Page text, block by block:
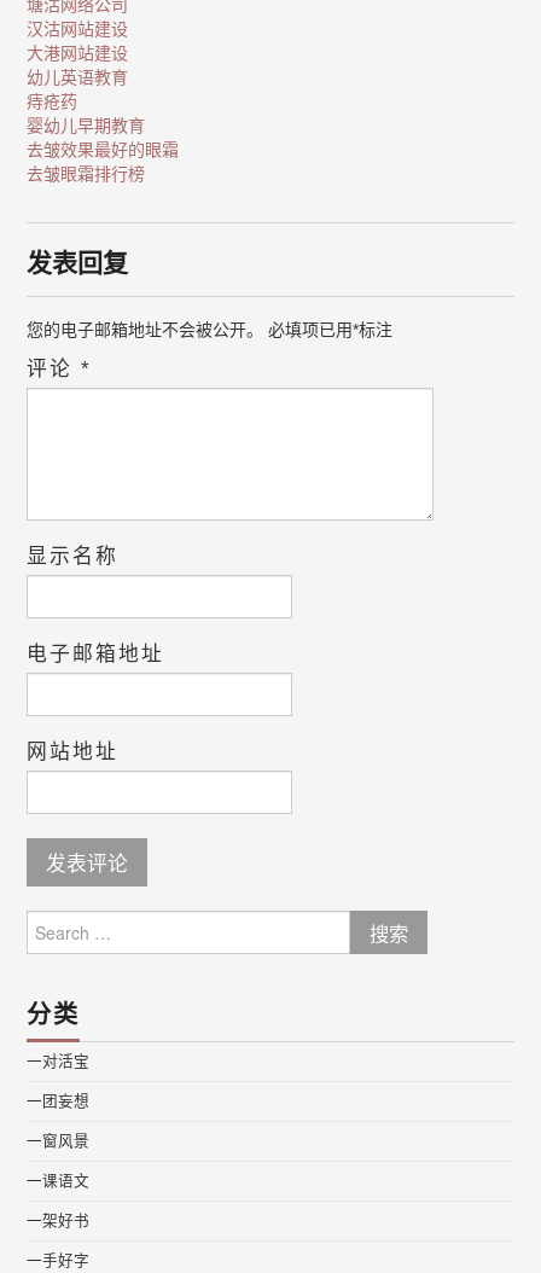
塘沽网络公司
汉沽网站建设
大港网站建设
幼儿英语教育
痔疮药
婴幼儿早期教育
去皱效果最好的眼霜
去皱眼霜排行榜
发表回复
您的电子邮箱地址不会被公开。 必填项已用*标注
评论*
显示名称
电子邮箱地址
网站地址
for:
分类
一对活宝
一团妄想
一窗风景
一课语文
一架好书
一手好字